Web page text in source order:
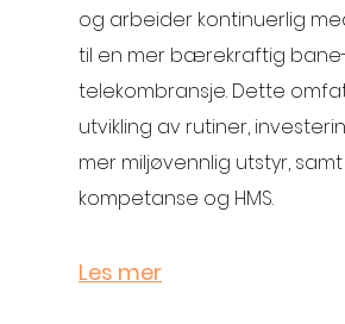
og arbeider kontinuerlig
til en mer bærekraftig
telekombransje. Dette
utvikling av rutiner,
mer miljøvennlig utstyr,
kompetanse og HMS.
Les mer